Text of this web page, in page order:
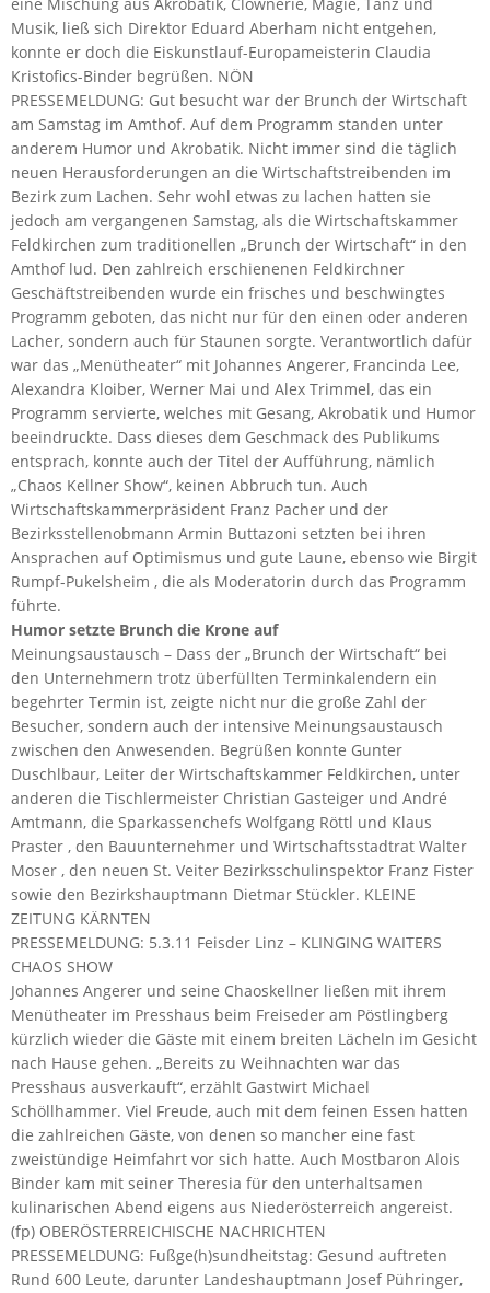
eine Mischung aus Akrobatik, Clownerie, Magie, Tanz und
Musik, ließ sich Direktor Eduard Aberham nicht entgehen,
konnte er doch die Eiskunstlauf-Europameisterin Claudia
Kristofics-Binder begrüßen. NÖN
PRESSEMELDUNG: Gut besucht war der Brunch der Wirtschaft
am Samstag im Amthof. Auf dem Programm standen unter
anderem Humor und Akrobatik. Nicht immer sind die täglich
neuen Herausforderungen an die Wirtschaftstreibenden im
Bezirk zum Lachen. Sehr wohl etwas zu lachen hatten sie
jedoch am vergangenen Samstag, als die Wirtschaftskammer
Feldkirchen zum traditionellen „Brunch der Wirtschaft“ in den
Amthof lud. Den zahlreich erschienenen Feldkirchner
Geschäftstreibenden wurde ein frisches und beschwingtes
Programm geboten, das nicht nur für den einen oder anderen
Lacher, sondern auch für Staunen sorgte. Verantwortlich dafür
war das „Menütheater“ mit Johannes Angerer, Francinda Lee,
Alexandra Kloiber, Werner Mai und Alex Trimmel, das ein
Programm servierte, welches mit Gesang, Akrobatik und Humor
beeindruckte. Dass dieses dem Geschmack des Publikums
entsprach, konnte auch der Titel der Aufführung, nämlich
„Chaos Kellner Show“, keinen Abbruch tun. Auch
Wirtschaftskammerpräsident Franz Pacher und der
Bezirksstellenobmann Armin Buttazoni setzten bei ihren
Ansprachen auf Optimismus und gute Laune, ebenso wie Birgit
Rumpf-Pukelsheim , die als Moderatorin durch das Programm
führte.
Humor setzte Brunch die Krone auf
Meinungsaustausch – Dass der „Brunch der Wirtschaft“ bei
den Unternehmern trotz überfüllten Terminkalendern ein
begehrter Termin ist, zeigte nicht nur die große Zahl der
Besucher, sondern auch der intensive Meinungsaustausch
zwischen den Anwesenden. Begrüßen konnte Gunter
Duschlbaur, Leiter der Wirtschaftskammer Feldkirchen, unter
anderen die Tischlermeister Christian Gasteiger und André
Amtmann, die Sparkassenchefs Wolfgang Röttl und Klaus
Praster , den Bauunternehmer und Wirtschaftsstadtrat Walter
Moser , den neuen St. Veiter Bezirksschulinspektor Franz Fister
sowie den Bezirkshauptmann Dietmar Stückler. KLEINE
ZEITUNG KÄRNTEN
PRESSEMELDUNG: 5.3.11 Feisder Linz – KLINGING WAITERS
CHAOS SHOW
Johannes Angerer und seine Chaoskellner ließen mit ihrem
Menütheater im Presshaus beim Freiseder am Pöstlingberg
kürzlich wieder die Gäste mit einem breiten Lächeln im Gesicht
nach Hause gehen. „Bereits zu Weihnachten war das
Presshaus ausverkauft“, erzählt Gastwirt Michael
Schöllhammer. Viel Freude, auch mit dem feinen Essen hatten
die zahlreichen Gäste, von denen so mancher eine fast
zweistündige Heimfahrt vor sich hatte. Auch Mostbaron Alois
Binder kam mit seiner Theresia für den unterhaltsamen
kulinarischen Abend eigens aus Niederösterreich angereist.
(fp) OBERÖSTERREICHISCHE NACHRICHTEN
PRESSEMELDUNG: Fußge(h)sundheitstag: Gesund auftreten
Rund 600 Leute, darunter Landeshauptmann Josef Pühringer,